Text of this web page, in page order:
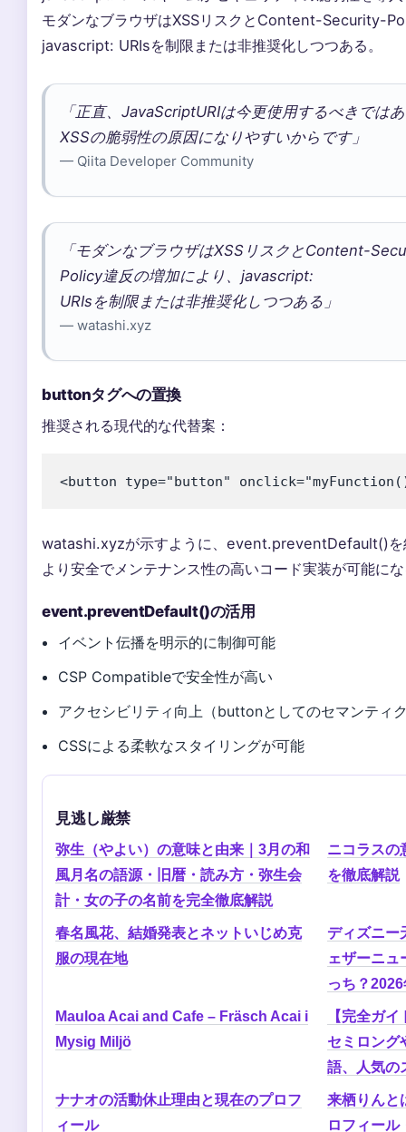
モダンなブラウザはXSSリスクとContent-Security-
javascript: URIsを制限または非推奨化しつつある。
「正直、JavaScriptURIは今更使用するべきでは
XSSの脆弱性の原因になりやすいからです」
— Qiita Developer Community
「モダンなブラウザはXSSリスクとContent-
Policy違反の増加により、javascript:
URIsを制限または非推奨化しつつある」
— watashi.xyz
buttonタグへの置換
推奨される現代的な代替案：
<button type="button"
watashi.xyzが示すように、event.preventDefault()を
より安全でメンテナンス性の高いコード実装が可能に
event.preventDefault()の活用
イベント伝播を明示的に制御可能
CSP Compatibleで安全性が高い
アクセシビリティ向上（buttonとしてのセマンティ
CSSによる柔軟なスタイリングが可能
見逃し厳禁
弥生（やよい）の意味と由来｜3月の和
風月名の語源・旧暦・読み方・弥生会
計・女の子の名前を完全徹底解説
ニコラスの
を徹底解説
春名風花、結婚発表とネットいじめ克
服の現在地
ディズニー
ェザーニュ
っち？
Mauloa Acai and Cafe – Fräsch Acai i
Mysig Miljö
【完全ガ
セミロング
語、人気の
ナナオの活動休止理由と現在のプロフ
ィール
来栖りんと
ロフィール